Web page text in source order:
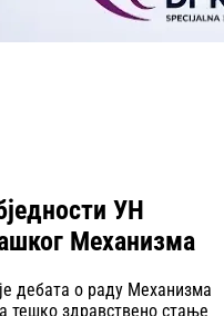
УН
Механизма
дебата о раду Механизма
тешко здравствено стање